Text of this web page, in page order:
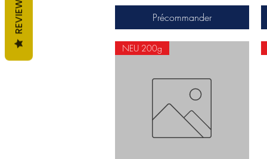
Précommander
NEU 200g
REVIEWS